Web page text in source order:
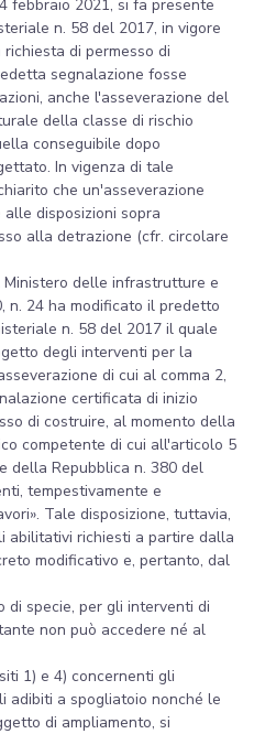
febbraio 2021, si fa presente
n. 58 del 2017, in vigore
di permesso di
segnalazione fosse
anche l'asseverazione del
della classe di rischio
conseguibile dopo
In vigenza di tale
che un'asseverazione
disposizioni sopra
alla detrazione (cfr. circolare
delle infrastrutture e
n. 24 ha modificato il predetto
n. 58 del 2017 il quale
degli interventi per la
di cui al comma 2,
certificata di inizio
di costruire, al momento della
competente di cui all'articolo 5
della Repubblica n. 380 del
tempestivamente e
Tale disposizione, tuttavia,
abilitativi richiesti a partire dalla
modificativo e, pertanto, dal
di specie, per gli interventi di
non può accedere né al
1) e 4) concernenti gli
adibiti a spogliatoio nonché le
di ampliamento, si